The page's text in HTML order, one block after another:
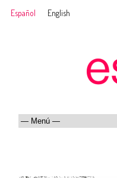
Español English